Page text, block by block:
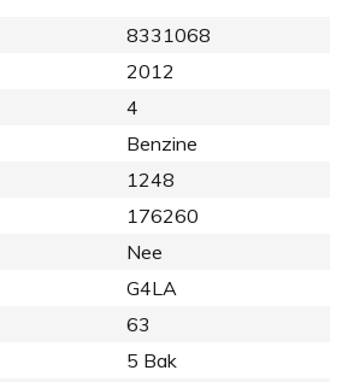
8331068
2012
4
Benzine
1248
176260
Nee
G4LA
63
5 Bak